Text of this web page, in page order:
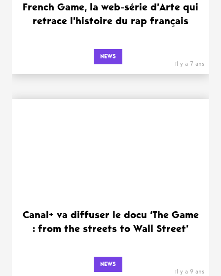
French Game, la web-série d’Arte qui
retrace l’histoire du rap français
NEWS
il y a 7 ans
Canal+ va diffuser le docu ‘The Game
: from the streets to Wall Street’
NEWS
il y a 9 ans